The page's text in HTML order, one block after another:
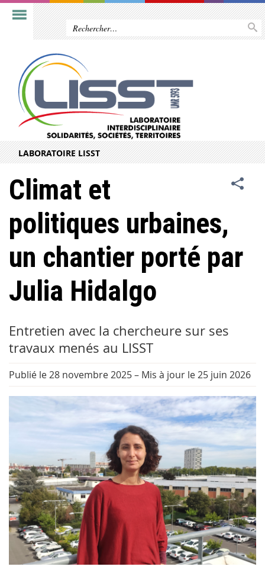
LABORATOIRE LISST
Climat et
politiques urbaines,
un chantier porté par
Julia Hidalgo
Entretien avec la chercheure sur ses
travaux menés au LISST
Publié le 28 novembre 2025– Mis à jour le 25 juin 2026